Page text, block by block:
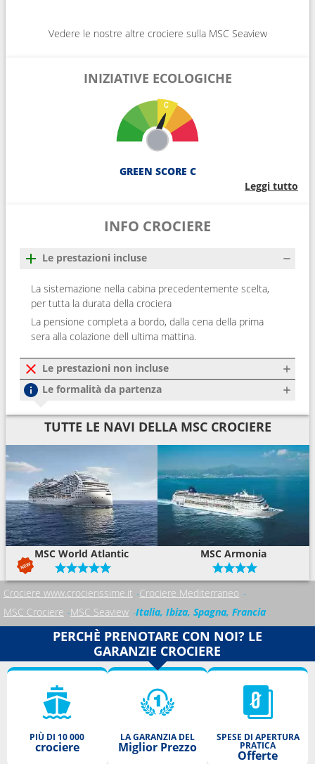
Vedere le nostre altre crociere sulla MSC Seaview
INIZIATIVE ECOLOGICHE
GREEN SCORE C
Leggi tutto
INFO CROCIERE
Le prestazioni incluse
La sistemazione nella cabina precedentemente scelta,
per tutta la durata della crociera
La pensione completa a bordo, dalla cena della prima
sera alla colazione dell ultima mattina.
Le prestazioni non incluse
Le formalità da partenza
TUTTE LE NAVI DELLA MSC CROCIERE
MSC World Atlantic MSC Armonia
Crociere www.crocierissime.it Crociere Mediterraneo
MSC Crociere MSC Seaview Italia, Ibiza, Spagna, Francia
PERCHÈ PRENOTARE CON NOI? LE
GARANZIE CROCIERE
PIÙ DI 10 000
crociere
LA GARANZIA DEL
Miglior Prezzo
SPESE DI APERTURA
PRATICA
Offerte